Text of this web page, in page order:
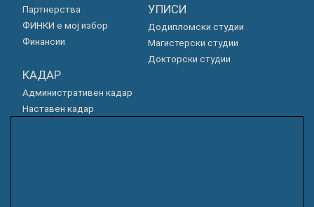
Партнерства
ФИНКИ е мој избор
Финансии
УПИСИ
Додипломски студии
Магистерски студии
Докторски студии
КАДАР
Административен кадар
Наставен кадар